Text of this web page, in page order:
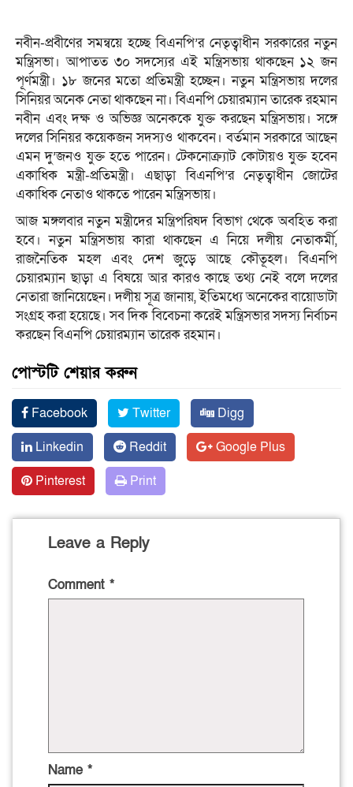
নবীন-প্রবীণের সমন্বয়ে হচ্ছে বিএনপি’র নেতৃত্বাধীন সরকারের নতুন
মন্ত্রিসভা। আপাতত ৩০ সদস্যের এই মন্ত্রিসভায় থাকছেন ১২ জন
পূর্ণমন্ত্রী। ১৮ জনের মতো প্রতিমন্ত্রী হচ্ছেন। নতুন মন্ত্রিসভায় দলের
সিনিয়র অনেক নেতা থাকছেন না। বিএনপি চেয়ারম্যান তারেক রহমান
নবীন এবং দক্ষ ও অভিজ্ঞ অনেককে যুক্ত করছেন মন্ত্রিসভায়। সঙ্গে
দলের সিনিয়র কয়েকজন সদস্যও থাকবেন। বর্তমান সরকারে আছেন
এমন দু’জনও যুক্ত হতে পারেন। টেকনোক্র্যাট কোটায়ও যুক্ত হবেন
একাধিক মন্ত্রী-প্রতিমন্ত্রী। এছাড়া বিএনপি’র নেতৃত্বাধীন জোটের
একাধিক নেতাও থাকতে পারেন মন্ত্রিসভায়।
আজ মঙ্গলবার নতুন মন্ত্রীদের মন্ত্রিপরিষদ বিভাগ থেকে অবহিত করা
হবে। নতুন মন্ত্রিসভায় কারা থাকছেন এ নিয়ে দলীয় নেতাকর্মী,
রাজনৈতিক মহল এবং দেশ জুড়ে আছে কৌতূহল। বিএনপি
চেয়ারম্যান ছাড়া এ বিষয়ে আর কারও কাছে তথ্য নেই বলে দলের
নেতারা জানিয়েছেন। দলীয় সূত্র জানায়, ইতিমধ্যে অনেকের বায়োডাটা
সংগ্রহ করা হয়েছে। সব দিক বিবেচনা করেই মন্ত্রিসভার সদস্য নির্বাচন
করছেন বিএনপি চেয়ারম্যান তারেক রহমান।
পোস্টটি শেয়ার করুন
Facebook Twitter
Digg
Linkedin
Reddit
Google Plus
Pinterest
Print
Leave a Reply
Comment *
Name *